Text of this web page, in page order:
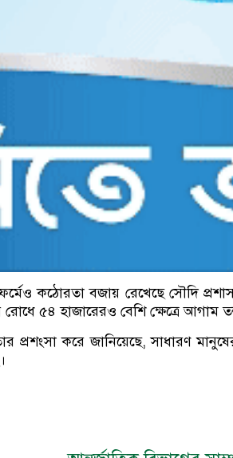
কঠোরতা বজায় রেখেছে সৌদি
৫৪ হাজারেরও বেশি ক্ষেত্রে আগাম
প্রশংসা করে জানিয়েছে, সাধারণ